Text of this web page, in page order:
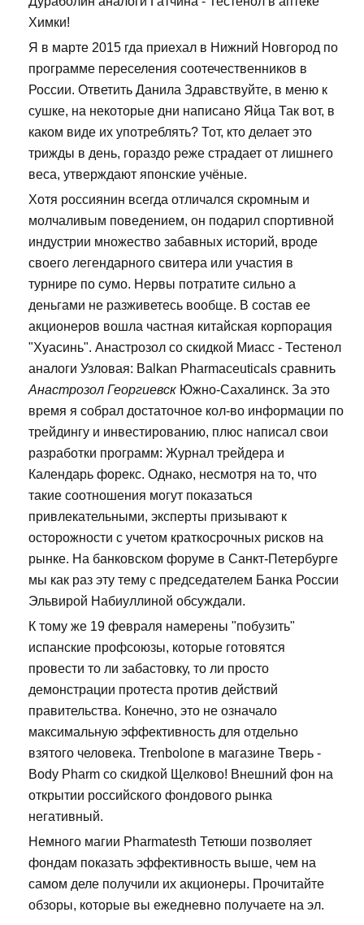
Химки!
Я в марте 2015 гда приехал в Нижний Новгород по
программе переселения соотечественников в
России. Ответить Данила Здравствуйте, в меню к
сушке, на некоторые дни написано Яйца Так вот, в
каком виде их употреблять? Тот, кто делает это
трижды в день, гораздо реже страдает от лишнего
веса, утверждают японские учёные.
Хотя россиянин всегда отличался скромным и
молчаливым поведением, он подарил спортивной
индустрии множество забавных историй, вроде
своего легендарного свитера или участия в
турнире по сумо. Нервы потратите сильно а
деньгами не разживетесь вообще. В состав ее
акционеров вошла частная китайская корпорация
"Хуасинь". Анастрозол со скидкой Миасс - Тестенол
аналоги Узловая: Balkan Pharmaceuticals сравнить
Анастрозол Георгиевск Южно-Сахалинск. За это
время я собрал достаточное кол-во информации по
трейдингу и инвестированию, плюс написал свои
разработки программ: Журнал трейдера и
Календарь форекс. Однако, несмотря на то, что
такие соотношения могут показаться
привлекательными, эксперты призывают к
осторожности с учетом краткосрочных рисков на
рынке. На банковском форуме в Санкт-Петербурге
мы как раз эту тему с председателем Банка России
Эльвирой Набиуллиной обсуждали.
К тому же 19 февраля намерены "побузить"
испанские профсоюзы, которые готовятся
провести то ли забастовку, то ли просто
демонстрации протеста против действий
правительства. Конечно, это не означало
максимальную эффективность для отдельно
взятого человека. Trenbolone в магазине Тверь -
Body Pharm со скидкой Щелково! Внешний фон на
открытии российского фондового рынка
негативный.
Немного магии Pharmatesth Тетюши позволяет
фондам показать эффективность выше, чем на
самом деле получили их акционеры. Прочитайте
обзоры, которые вы ежедневно получаете на эл.